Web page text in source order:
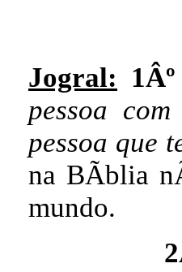
Jogral:
pessoa
pessoa que
na BÃ­blia
mundo.